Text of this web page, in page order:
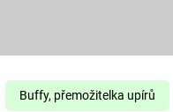
DELIVERANCE
Buffy, přemožitelka upírů